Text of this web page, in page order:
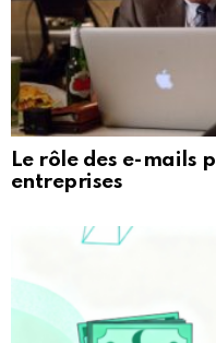
Le rôle des e-mails
entreprises